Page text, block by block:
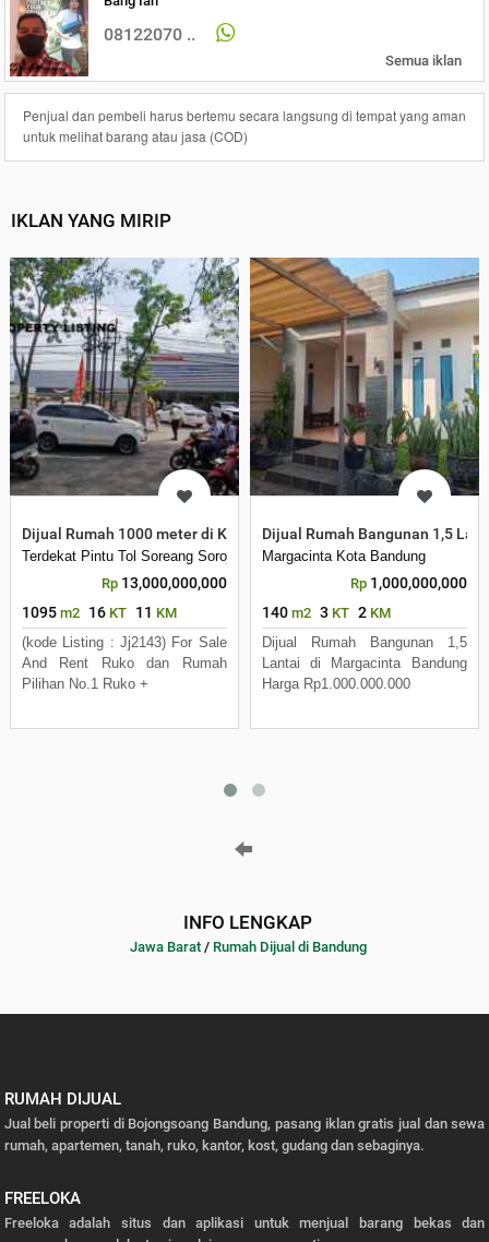
08122070 ..
Semua iklan
Penjual dan pembeli harus bertemu secara langsung di tempat yang aman
untuk melihat barang atau jasa (COD)
IKLAN YANG MIRIP
Dijual Rumah 1000 meter di Kawasan Bandung Kopo
Terdekat Pintu Tol Soreang Soroja
Rp 13,000,000,000
1095 m2 16 KT 11 KM
(kode Listing : Jj2143) For Sale
And Rent Ruko dan Rumah
Pilihan No.1 Ruko +
Dijual Rumah Bangunan 1,5
Margacinta Kota Bandung
Rp 1,000,000,000
140 m2 3 KT 2 KM
Dijual Rumah Bangunan 1,5
Lantai di Margacinta Bandung
Harga Rp1.000.000.000
INFO LENGKAP
Jawa Barat/ Rumah Dijual di Bandung
RUMAH DIJUAL
Jual beli properti di Bojongsoang Bandung, pasang iklan gratis jual dan sewa
rumah, apartemen, tanah, ruko, kantor, kost, gudang dan sebaginya.
FREELOKA
Freeloka adalah situs dan aplikasi untuk menjual barang bekas dan